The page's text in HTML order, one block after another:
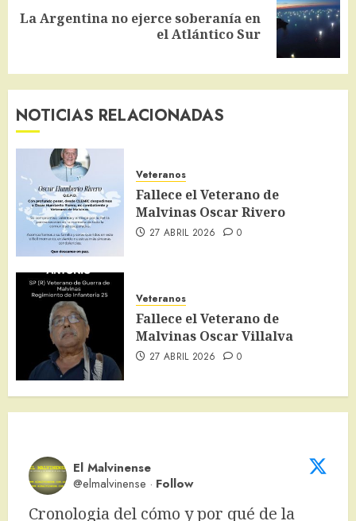
Siguiente
La Argentina no ejerce soberanía en
el Atlántico Sur
NOTICIAS RELACIONADAS
Veteranos
Fallece el Veterano de
Malvinas Oscar Rivero
27 ABRIL 2026 0
Veteranos
Fallece el Veterano de
Malvinas Oscar Villalva
27 ABRIL 2026 0
El Malvinense
@elmalvinense · Follow
Cronologia del cómo y por qué de la